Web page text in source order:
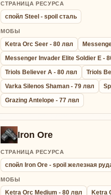
СТРАНИЦА РЕСУРСА
спойл Steel - spoil сталь
МОБЫ
Ketra Orc Seer - 80 лвл
Messenger Invader Elite Soldier E -
Triols Believer A - 80 лвл
Triols
Varka Silenos Shaman - 79 лвл
Grazing Antelope - 77 лвл
Iron Ore
СТРАНИЦА РЕСУРСА
спойл Iron Ore - spoil железная
МОБЫ
Ketra Orc Medium - 80 лвл Ketra